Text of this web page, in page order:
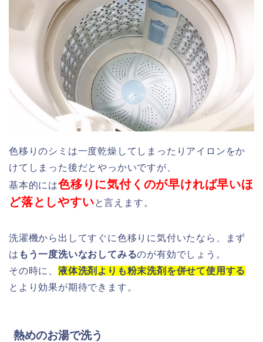
色移りのシミは一度乾燥してしまったりアイロンをか
けてしまった後だとやっかいですが、
基本的には色移りに気付くのが早ければ早いほ
ど落としやすいと言えます。
洗濯機から出してすぐに色移りに気付いたなら、まず
は もう一度洗いなおしてみるのが有効でしょう。
その時に、 液体洗剤よりも粉末洗剤を併せて使用する
とより効果が期待できます。
熱めのお湯で洗う